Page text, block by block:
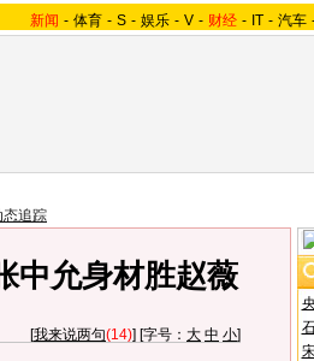
新闻 - 体育 - S - 娱乐 - V - 财经 - IT - 汽车
态追踪
中允身材胜赵薇
[我来说两句(14)] [字号： 大 中 小]